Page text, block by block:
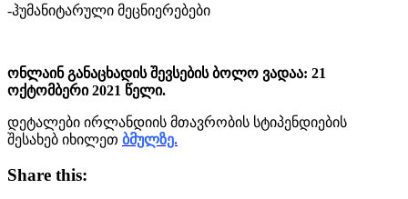
-ჰუმანიტარული მეცნიერებები
ონლაინ განაცხადის შევსების ბოლო ვადაა: 21
ოქტომბერი 2021 წელი.
დეტალები ირლანდიის მთავრობის სტიპენდიების
შესახებ იხილეთ ბმულზე.
Share this: